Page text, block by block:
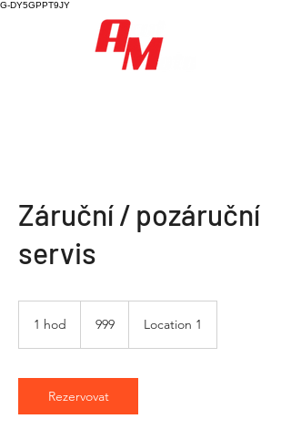
G-DY5GPPT9JY
Záruční / pozáruční
servis
1 hod 999 Location 1
Rezervovat